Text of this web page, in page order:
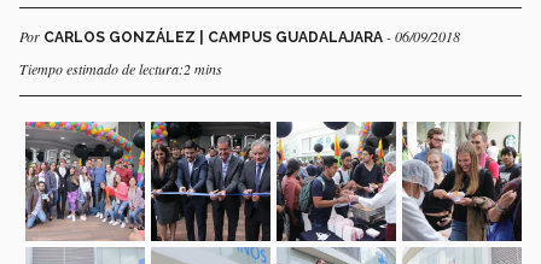
Por CARLOS GONZÁLEZ | CAMPUS GUADALAJARA - 06/09/2018
Tiempo estimado de lectura:2 mins